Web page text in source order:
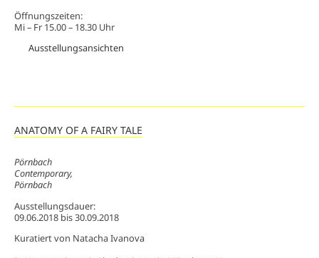
Öffnungszeiten:
Mi – Fr 15.00 – 18.30 Uhr
Ausstellungsansichten
ANATOMY OF A FAIRY TALE
Pörnbach
Contemporary,
Pörnbach
Ausstellungsdauer:
09.06.2018 bis30.09.2018
Kuratiert von Natacha Ivanova